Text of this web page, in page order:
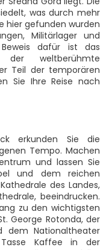
was durch mehr
hier gefunden wurden
Militärlager und
dafür ist das
der weltberühmte
Teil der temporären
Sie Ihre Reise nach
erkunden Sie die
Tempo. Machen
und lassen Sie
und dem reichen
des Landes,
beeindrucken.
zu den wichtigsten
George Rotonda, der
dem Nationaltheater
Kaffee in der